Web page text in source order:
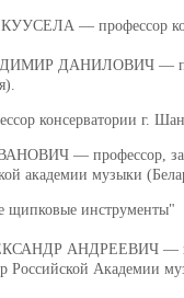
— профессор
ДАНИЛОВИЧ —
консерватории г.
— профессор, зав.
академии музыки
щипковые инструменты"
АНДРЕЕВИЧ —
Российской Академии